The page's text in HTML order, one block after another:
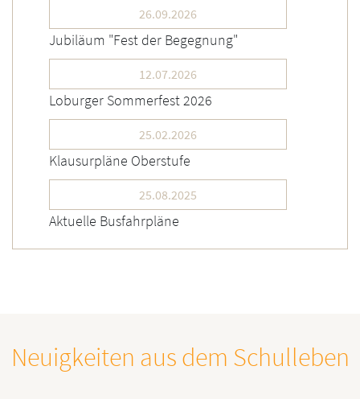
26.09.2026
Jubiläum "Fest der Begegnung"
12.07.2026
Loburger Sommerfest 2026
25.02.2026
Klausurpläne Oberstufe
25.08.2025
Aktuelle Busfahrpläne
Neuigkeiten aus dem Schulleben